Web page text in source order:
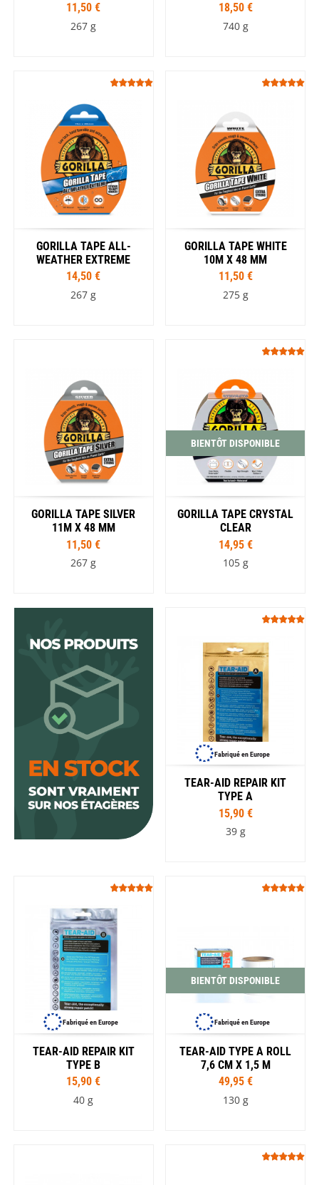
11,50 €
267 g
18,50 €
740 g
GORILLA TAPE ALL-
WEATHER EXTREME
14,50 €
267 g
GORILLA TAPE WHITE
10M X 48 MM
11,50 €
275 g
GORILLA TAPE SILVER
11M X 48 MM
11,50 €
267 g
BIENTÔT DISPONIBLE
GORILLA TAPE CRYSTAL
CLEAR
14,95 €
105 g
Fabriqué en Europe
TEAR-AID REPAIR KIT
TYPE A
15,90 €
39 g
Fabriqué en Europe
TEAR-AID REPAIR KIT
TYPE B
15,90 €
40 g
BIENTÔT DISPONIBLE
Fabriqué en Europe
TEAR-AID TYPE A ROLL
7,6 CM X 1,5 M
49,95 €
130 g